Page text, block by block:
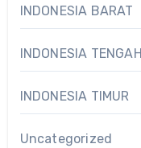
INDONESIA BARAT
INDONESIA TENGAH
INDONESIA TIMUR
Uncategorized